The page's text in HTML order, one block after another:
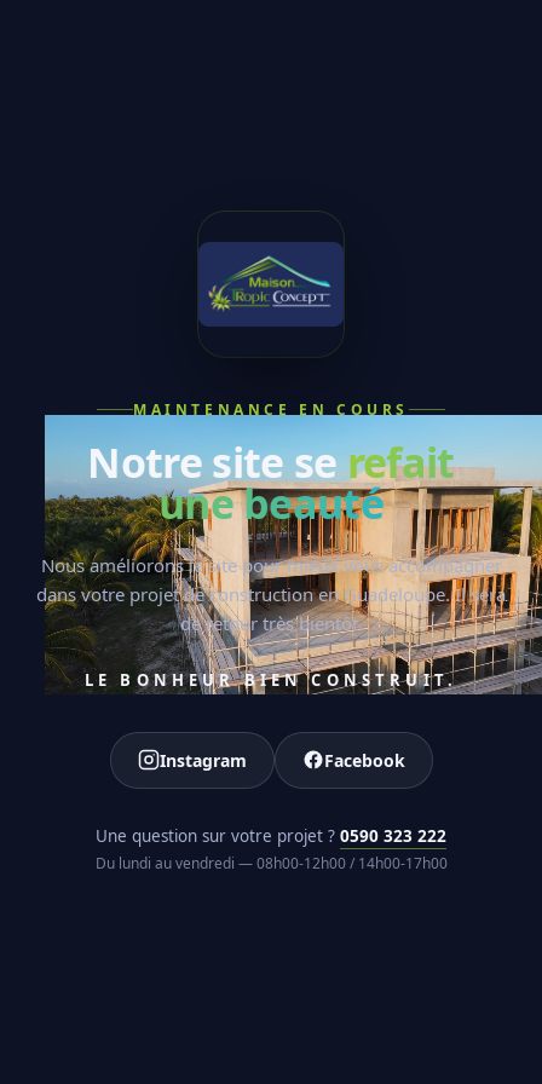
MAINTENANCE EN COURS
Notre site serefait
une beauté
Nous améliorons le site pour mieux vous accompagner
dans votre projet de construction en Guadeloupe. Il sera
de retour très bientôt.
LE BONHEUR BIEN CONSTRUIT.
Instagram Facebook
Une question sur votre projet ? 0590 323 222
Du lundi au vendredi — 08h00-12h00 / 14h00-17h00